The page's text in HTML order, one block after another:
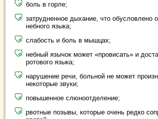
боль в горле;
затрудненное дыхание, что обусловлено
небного языка;
слабость и боль в мышцах;
небный язычок может «провисать» и
ротового языка;
нарушение речи, больной не может
некоторые звуки;
повышенное слюноотделение;
рвотные позывы, которые очень редко